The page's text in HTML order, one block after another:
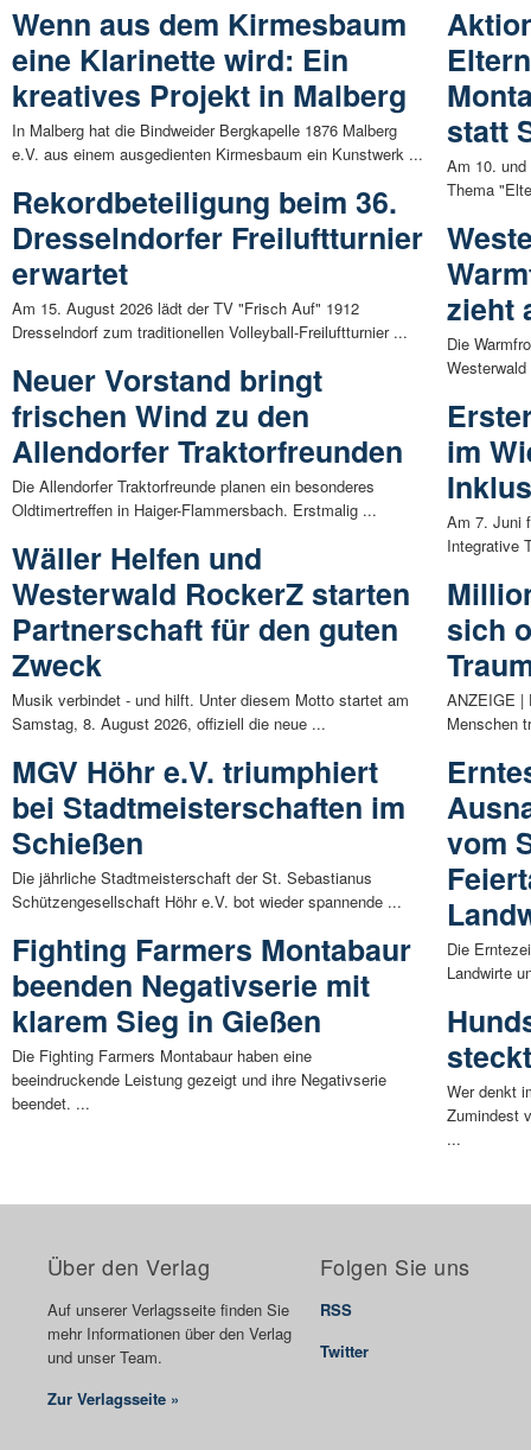
Wenn aus dem Kirmesbaum
eine Klarinette wird: Ein
kreatives Projekt in Malberg
In Malberg hat die Bindweider Bergkapelle 1876 Malberg
e.V. aus einem ausgedienten Kirmesbaum ein Kunstwerk ...
Rekordbeteiligung beim 36.
Dresselndorfer Freiluftturnier
erwartet
Am 15. August 2026 lädt der TV "Frisch Auf" 1912
Dresselndorf zum traditionellen Volleyball-Freiluftturnier ...
Neuer Vorstand bringt
frischen Wind zu den
Allendorfer Traktorfreunden
Die Allendorfer Traktorfreunde planen ein besonderes
Oldtimertreffen in Haiger-Flammersbach. Erstmalig ...
Wäller Helfen und
Westerwald RockerZ starten
Partnerschaft für den guten
Zweck
Musik verbindet - und hilft. Unter diesem Motto startet am
Samstag, 8. August 2026, offiziell die neue ...
MGV Höhr e.V. triumphiert
bei Stadtmeisterschaften im
Schießen
Die jährliche Stadtmeisterschaft der St. Sebastianus
Schützengesellschaft Höhr e.V. bot wieder spannende ...
Fighting Farmers Montabaur
beenden Negativserie mit
klarem Sieg in Gießen
Die Fighting Farmers Montabaur haben eine
beeindruckende Leistung gezeigt und ihre Negativserie
beendet. ...
statt
Am 10.
Thema
zieht
Die
im
Am 7. Juni
Integrative
sich
ANZEIGE |
Menschen
vom
Die
Landwirte
Wer denkt
Zumindest
...
Über den Verlag
Auf unserer Verlagsseite finden Sie
mehr Informationen über den Verlag
und unser Team.
Zur Verlagsseite »
Folgen Sie uns
RSS
Twitter